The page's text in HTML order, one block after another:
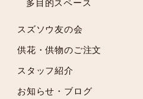
2021年8月
2021年7月
2021年5月
2021年4月
2021年3月
多目的スペース
スズソウ友の会
供花・供物のご注文
スタッフ紹介
お知らせ・ブログ